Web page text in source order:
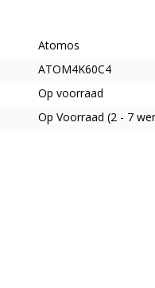
Atomos
ATOM4K60C4
Op voorraad
Op Voorraad (2 - 7